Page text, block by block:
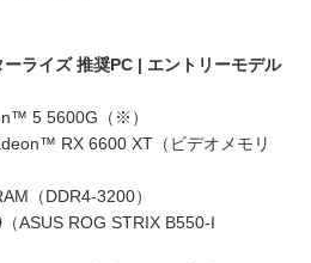
ライズ 推奨PC | エントリーモデル
5 5600G（※）
RX 6600 XT（ビデオメモリ
（DDR4-3200）
ASUS ROG STRIX B550-I